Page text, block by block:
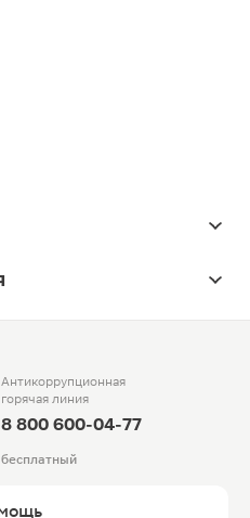
Антикоррупционная
горячая линия
8 800 600-04-77